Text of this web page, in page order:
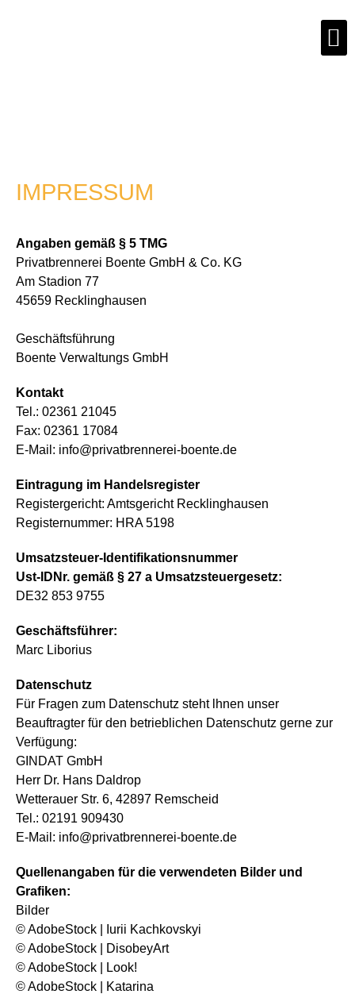
IMPRESSUM
Angaben gemäß § 5 TMG
Privatbrennerei Boente GmbH & Co. KG
Am Stadion 77
45659 Recklinghausen
Geschäftsführung
Boente Verwaltungs GmbH
Kontakt
Tel.: 02361 21045
Fax: 02361 17084
E-Mail: info@privatbrennerei-boente.de
Eintragung im Handelsregister
Registergericht: Amtsgericht Recklinghausen
Registernummer: HRA 5198
Umsatzsteuer-Identifikationsnummer
Ust-IDNr. gemäß § 27 a Umsatzsteuergesetz:
DE32 853 9755
Geschäftsführer:
Marc Liborius
Datenschutz
Für Fragen zum Datenschutz steht lhnen unser
Beauftragter für den betrieblichen Datenschutz gerne zur
Verfügung:
GINDAT GmbH
Herr Dr. Hans Daldrop
Wetterauer Str. 6, 42897 Remscheid
Tel.: 02191 909430
E-Mail: info@privatbrennerei-boente.de
Quellenangaben für die verwendeten Bilder und
Grafiken:
Bilder
© AdobeStock | Iurii Kachkovskyi
© AdobeStock | DisobeyArt
© AdobeStock | Look!
© AdobeStock | Katarina